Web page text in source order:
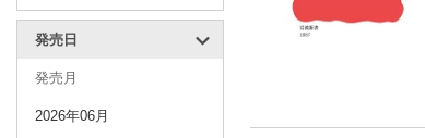
発売日
発売月
2026年06月